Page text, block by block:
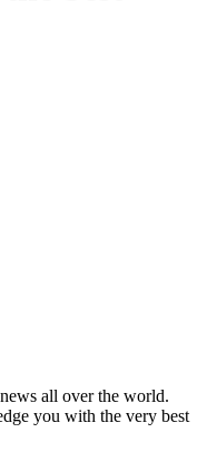
all over the world.
you with the very best